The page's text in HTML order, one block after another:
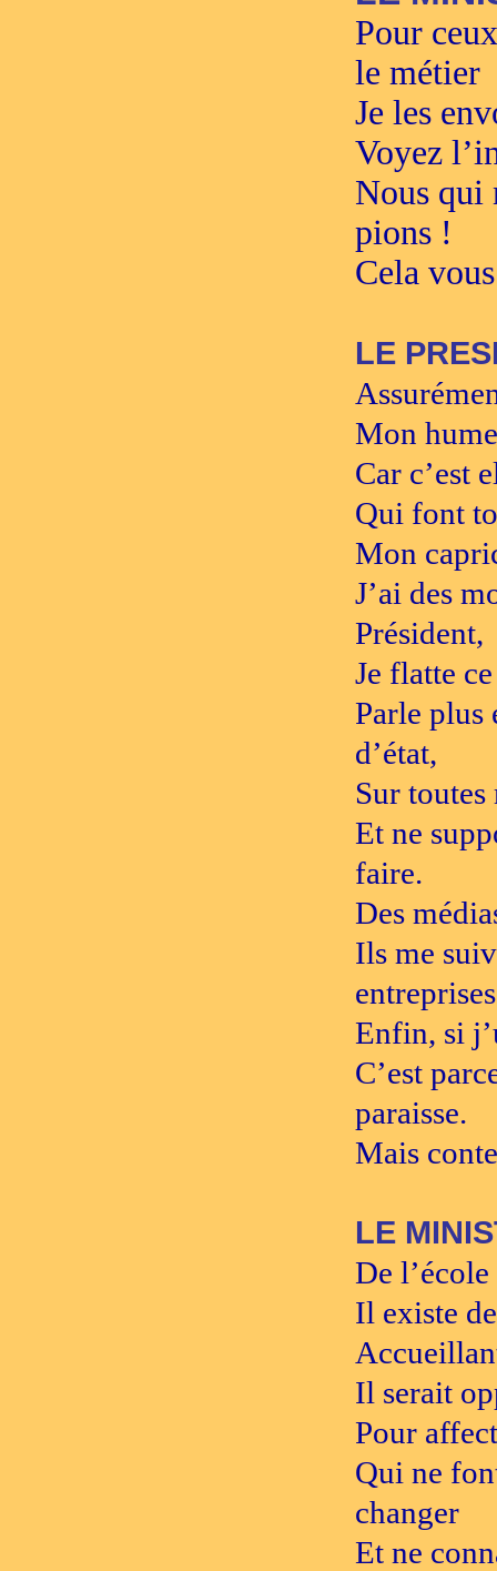
Pour
le métier
Je les
Voyez
Nous qui
pions !
Cela
LE
Mon
Car c’est
Qui font
Mon
J’ai des
Président,
Je flatte
Parle plus
d’état,
Sur
Et ne
faire.
Des
Ils me
Enfin, si
C’est
paraisse.
Mais
LE
De
Il existe
Il serait
Pour
Qui ne
changer
Et ne